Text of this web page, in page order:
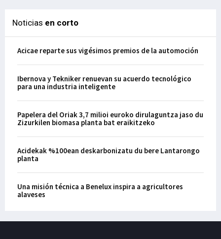
Noticias en corto
Acicae reparte sus vigésimos premios de la automoción
Ibernova y Tekniker renuevan su acuerdo tecnológico
para una industria inteligente
Papelera del Oriak 3,7 milioi euroko dirulaguntza jaso du
Zizurkilen biomasa planta bat eraikitzeko
Acidekak %100ean deskarbonizatu du bere Lantarongo
planta
Una misión técnica a Benelux inspira a agricultores
alaveses